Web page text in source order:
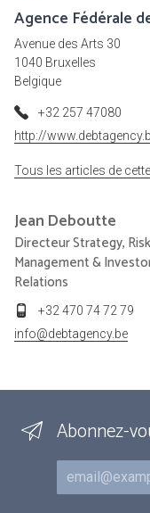
Agence Fédérale
Avenue des Arts 30
1040 Bruxelles
Belgique
+32 257 47080
http://
Tous les articles de
Jean Deboutte
Directeur Strategy, Risk
Management &
Relations
+32 470 74 72 79
info@debtagency.be
Abonnez-
Courriel